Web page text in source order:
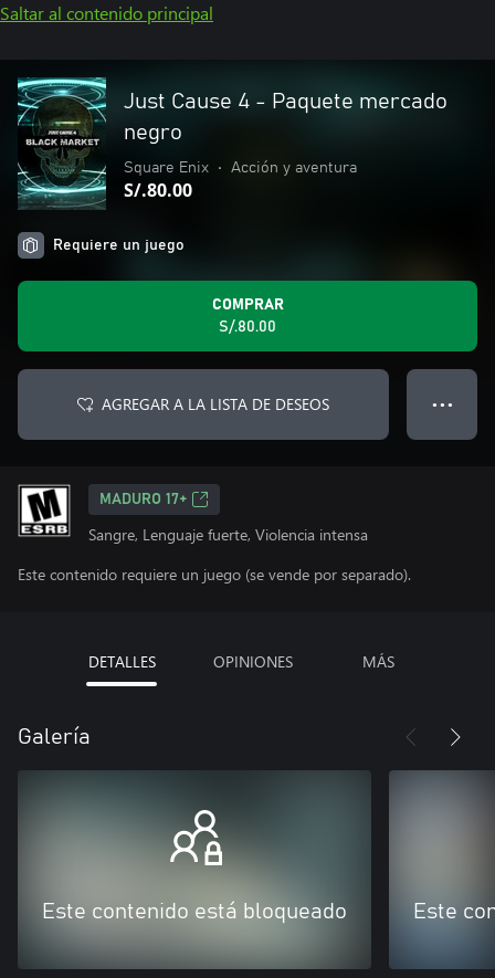
Saltar al contenido principal
Just Cause 4 - Paquete mercado
negro
Square Enix • Acción y aventura
S/.80.00
Requiere un juego
COMPRAR
S/.80.00
AGREGAR A LA LISTA DE DESEOS ● ● ●
MADURO 17+
Sangre, Lenguaje fuerte, Violencia intensa
Este contenido requiere un juego (se vende por separado).
DETALLES OPINIONES MÁS
Galería
Este contenido está bloqueado Este